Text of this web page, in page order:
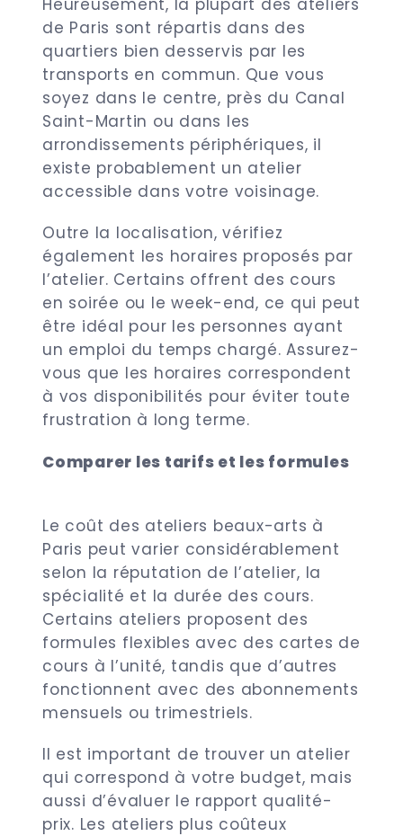
Heureusement, la plupart des ateliers
de Paris sont répartis dans des
quartiers bien desservis par les
transports en commun. Que vous
soyez dans le centre, près du Canal
Saint-Martin ou dans les
arrondissements périphériques, il
existe probablement un atelier
accessible dans votre voisinage.
Outre la localisation, vérifiez
également les horaires proposés par
l’atelier. Certains offrent des cours
en soirée ou le week-end, ce qui peut
être idéal pour les personnes ayant
un emploi du temps chargé. Assurez-
vous que les horaires correspondent
à vos disponibilités pour éviter toute
frustration à long terme.
Comparer les tarifs et les formules
Le coût des ateliers beaux-arts à
Paris peut varier considérablement
selon la réputation de l’atelier, la
spécialité et la durée des cours.
Certains ateliers proposent des
formules flexibles avec des cartes de
cours à l’unité, tandis que d’autres
fonctionnent avec des abonnements
mensuels ou trimestriels.
Il est important de trouver un atelier
qui correspond à votre budget, mais
aussi d’évaluer le rapport qualité-
prix. Les ateliers plus coûteux